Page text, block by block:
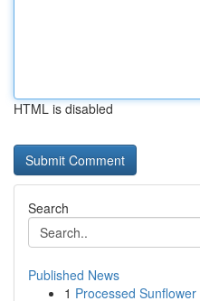
HTML is disabled
Search
Published News
1 Processed